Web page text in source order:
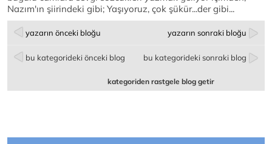
Nazım'ın şiirindeki gibi; Yaşıyoruz, çok şükür...der gibi...
yazarın önceki bloğu yazarın sonraki bloğu
bu kategorideki önceki blog bu kategorideki sonraki blog
kategoriden rastgele blog getir